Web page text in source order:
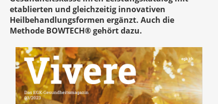
etablierten und gleichzeitig innovativen
Heilbehandlungsformen ergänzt. Auch die
Methode BOWTECH® gehört dazu.